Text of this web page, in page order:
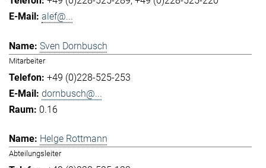
alef@...
Sven Dornbusch
Mitarbeiter
+49 (0)228-525-253
dornbusch@...
0.16
Helge Rottmann
Abteilungsleiter